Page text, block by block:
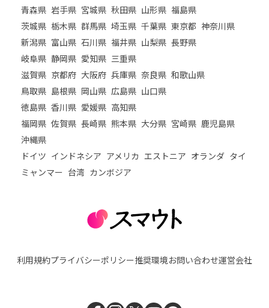
青森県 岩手県 宮城県 秋田県 山形県 福島県
茨城県 栃木県 群馬県 埼玉県 千葉県 東京都 神奈川県
新潟県 富山県 石川県 福井県 山梨県 長野県
岐阜県 静岡県 愛知県 三重県
滋賀県 京都府 大阪府 兵庫県 奈良県 和歌山県
鳥取県 島根県 岡山県 広島県 山口県
徳島県 香川県 愛媛県 高知県
福岡県 佐賀県 長崎県 熊本県 大分県 宮崎県 鹿児島県
沖縄県
ドイツ インドネシア アメリカ エストニア オランダ タイ
ミャンマー 台湾 カンボジア
利用規約プライバシーポリシー推奨環境お問い合わせ運営会社